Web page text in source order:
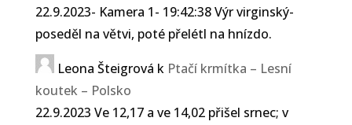
22.9.2023- Kamera 1- 19:42:38 Výr virginský-
poseděl na větvi, poté přelétl na hnízdo.
Leona Šteigrová k Ptačí krmítka – Lesní
koutek – Polsko
22.9.2023 Ve 12,17 a ve 14,02 přišel srnec; v